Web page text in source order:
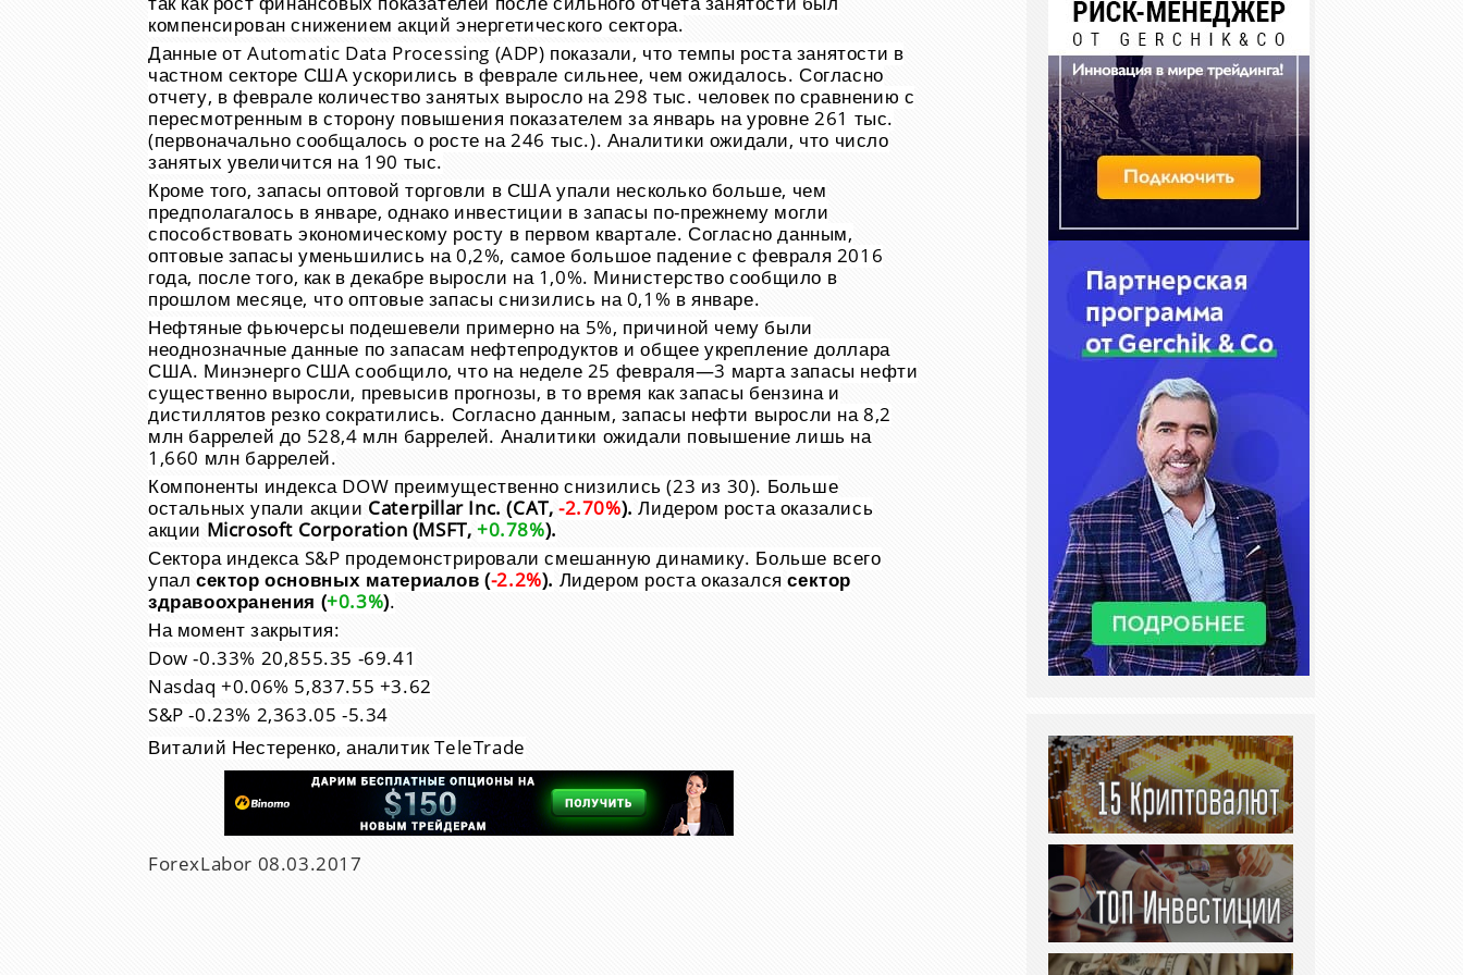
компенсирован снижением акций энергетического сектора.
Данные от Automatic Data Processing (ADP) показали, что темпы роста занятости в
частном секторе США ускорились в феврале сильнее, чем ожидалось. Согласно
отчету, в феврале количество занятых выросло на 298 тыс. человек по сравнению с
пересмотренным в сторону повышения показателем за январь на уровне 261 тыс.
(первоначально сообщалось о росте на 246 тыс.). Аналитики ожидали, что число
занятых увеличится на 190 тыс.
Кроме того, запасы оптовой торговли в США упали несколько больше, чем
предполагалось в январе, однако инвестиции в запасы по-прежнему могли
способствовать экономическому росту в первом квартале. Согласно данным,
оптовые запасы уменьшились на 0,2%, самое большое падение с февраля 2016
года, после того, как в декабре выросли на 1,0%. Министерство сообщило в
прошлом месяце, что оптовые запасы снизились на 0,1% в январе.
Нефтяные фьючерсы подешевели примерно на 5%, причиной чему были
неоднозначные данные по запасам нефтепродуктов и общее укрепление доллара
США. Минэнерго США сообщило, что на неделе 25 февраля—3 марта запасы нефти
существенно выросли, превысив прогнозы, в то время как запасы бензина и
дистиллятов резко сократились. Согласно данным, запасы нефти выросли на 8,2
млн баррелей до 528,4 млн баррелей. Аналитики ожидали повышение лишь на
1,660 млн баррелей.
Компоненты индекса DOW преимущественно снизились (23 из 30). Больше
остальных упали акции Caterpillar Inc. (CAT, -2.70%). Лидером роста оказались
акции Microsoft Corporation (MSFT, +0.78%).
Сектора индекса S&P продемонстрировали смешанную динамику. Больше всего
упал сектор основных материалов (-2.2%). Лидером роста оказался сектор
здравоохранения (+0.3%).
На момент закрытия:
Dow -0.33% 20,855.35 -69.41
Nasdaq +0.06% 5,837.55 +3.62
S&P -0.23% 2,363.05 -5.34
Виталий Нестеренко, аналитик TeleTrade
ForexLabor 08.03.2017